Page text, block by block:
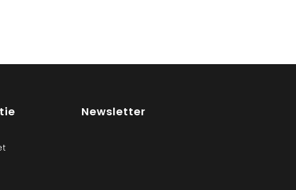
Newsletter